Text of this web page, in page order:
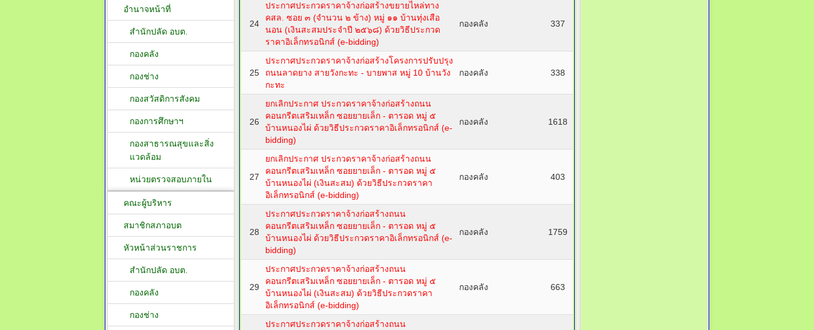
24
ประกาศประกวดราคาจ้างก่อสร้างขยายไหล่ทาง
คสล. ซอย ๓ (จำนวน ๒ ข้าง) หมู่ ๑๑ บ้านทุ่งเสือ
นอน (เงินสะสมประจำปี ๒๕๖๘) ด้วยวิธีประกวด
ราคาอิเล็กทรอนิกส์ (e-bidding)
กองคลัง 337
25
ประกาศประกวดราคาจ้างก่อสร้างโครงการปรับปรุง
ถนนลาดยาง สายวังกะทะ - บายพาส หมู่ 10 บ้านวัง
กะทะ
กองคลัง 338
26
ยกเลิกประกาศ ประกวดราคาจ้างก่อสร้างถนน
คอนกรีตเสริมเหล็ก ซอยยายเล็ก - ตารอด หมู่ ๕
บ้านหนองไผ่ ด้วยวิธีประกวดราคาอิเล็กทรอนิกส์ (e-
bidding)
กองคลัง 1618
27
ยกเลิกประกาศ ประกวดราคาจ้างก่อสร้างถนน
คอนกรีตเสริมเหล็ก ซอยยายเล็ก - ตารอด หมู่ ๕
บ้านหนองไผ่ (เงินสะสม) ด้วยวิธีประกวดราคา
อิเล็กทรอนิกส์ (e-bidding)
กองคลัง 403
28
ประกาศประกวดราคาจ้างก่อสร้างถนน
คอนกรีตเสริมเหล็ก ซอยยายเล็ก - ตารอด หมู่ ๕
บ้านหนองไผ่ ด้วยวิธีประกวดราคาอิเล็กทรอนิกส์ (e-
bidding)
กองคลัง 1759
29
ประกาศประกวดราคาจ้างก่อสร้างถนน
คอนกรีตเสริมเหล็ก ซอยยายเล็ก - ตารอด หมู่ ๕
บ้านหนองไผ่ (เงินสะสม) ด้วยวิธีประกวดราคา
อิเล็กทรอนิกส์ (e-bidding)
กองคลัง 663
ประกาศประกวดราคาจ้างก่อสร้างถนน
อำนาจหน้าที่
สำนักปลัด อบต.
กองคลัง
กองช่าง
กองสวัสดิการสังคม
กองการศึกษาฯ
กองสาธารณสุขและสิ่ง
แวดล้อม
หน่วยตรวจสอบภายใน
คณะผู้บริหาร
สมาชิกสภาอบต
หัวหน้าส่วนราชการ
สำนักปลัด อบต.
กองคลัง
กองช่าง